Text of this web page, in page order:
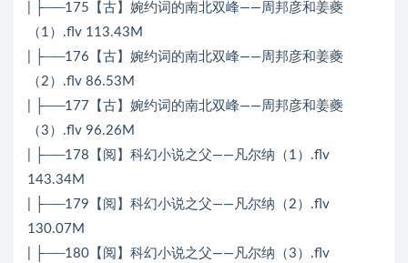
| ├──175【古】婉约词的南北双峰——周邦彦和姜夔
（1）.flv 113.43M
| ├──176【古】婉约词的南北双峰——周邦彦和姜夔
（2）.flv 86.53M
| ├──177【古】婉约词的南北双峰——周邦彦和姜夔
（3）.flv 96.26M
| ├──178【阅】科幻小说之父——凡尔纳（1）.flv
143.34M
| ├──179【阅】科幻小说之父——凡尔纳（2）.flv
130.07M
| ├──180【阅】科幻小说之父——凡尔纳（3）.flv